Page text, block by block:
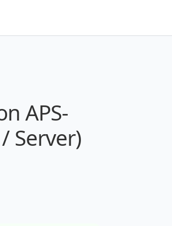
APS-
Server)